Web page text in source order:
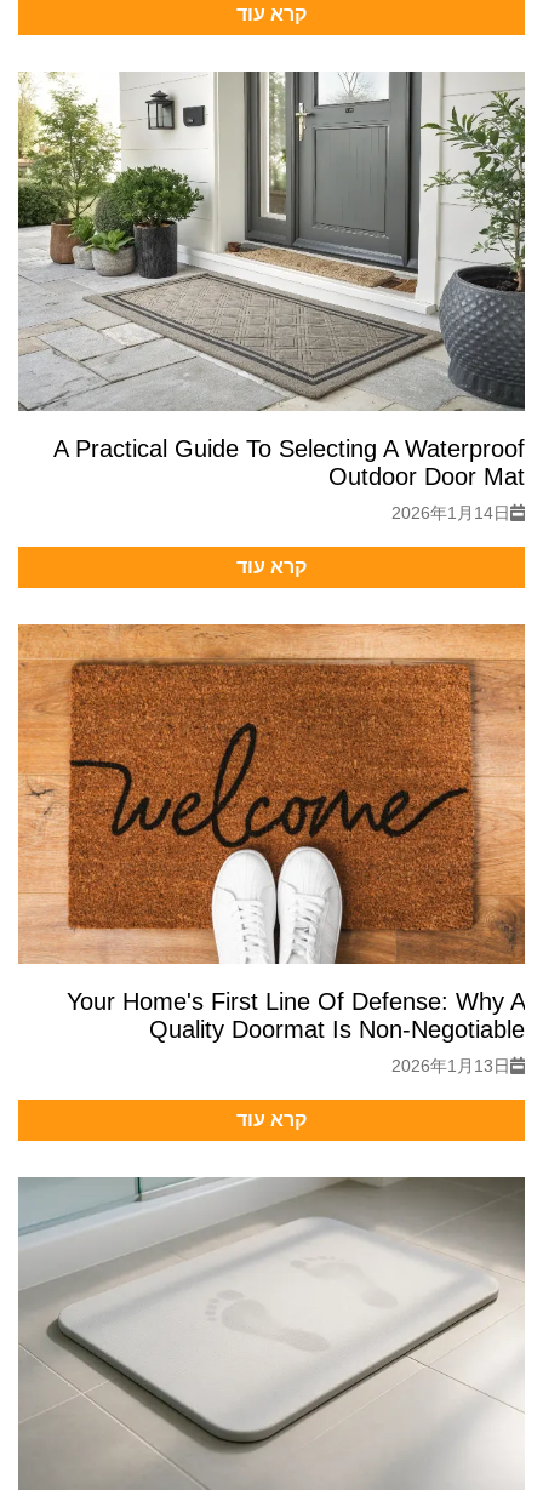
קרא עוד
A Practical Guide To Selecting A Waterproof
Outdoor Door Mat
2026年1月14日
קרא עוד
Your Home's First Line Of Defense: Why A
Quality Doormat Is Non-Negotiable
2026年1月13日
קרא עוד